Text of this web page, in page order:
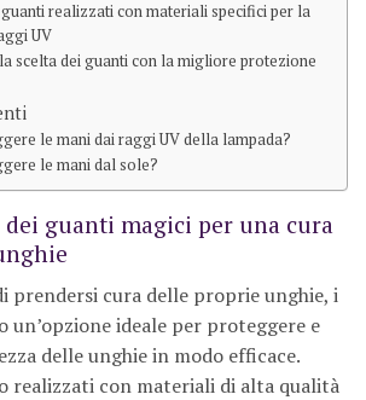
realizzati con materiali specifici per la
UV
scelta dei guanti con la migliore protezione
le mani dai raggi UV della lampada?
le mani dal sole?
guanti magici per una cura
prendersi cura delle proprie unghie, i
un’opzione ideale per proteggere e
delle unghie in modo efficace.
realizzati con materiali di alta qualità